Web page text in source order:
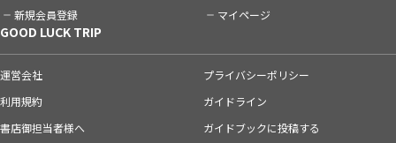
新規会員登録 マイページ
GOOD LUCK TRIP
運営会社
プライバシーポリシー
利用規約
ガイドライン
書店御担当者様へ
ガイドブックに投稿する